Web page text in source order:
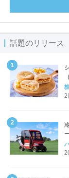
話題のリリース
2